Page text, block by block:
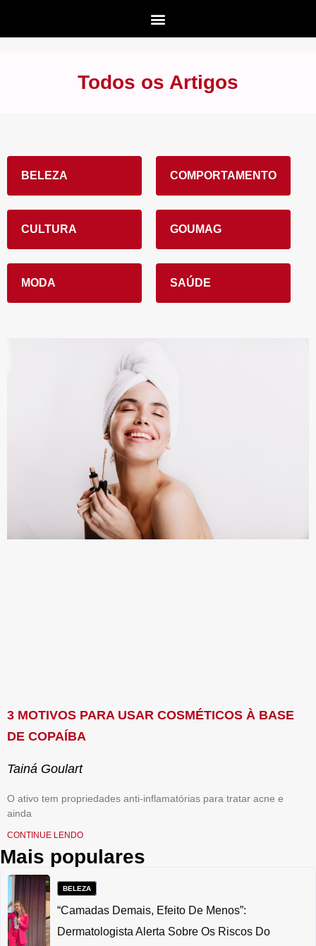
Todos os Artigos
BELEZA COMPORTAMENTO
CULTURA GOUMAG
MODA SAÚDE
3 MOTIVOS PARA USAR COSMÉTICOS À BASE
DE COPAÍBA
Tainá Goulart
O ativo tem propriedades anti-inflamatórias para tratar acne e
ainda
CONTINUE LENDO
Mais populares
BELEZA
“Camadas Demais, Efeito De Menos”:
Dermatologista Alerta Sobre Os Riscos Do